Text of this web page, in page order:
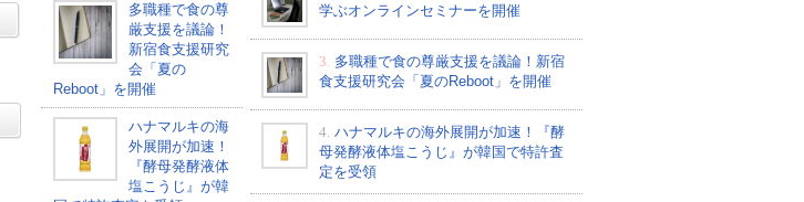
多職種で食の尊
厳支援を議論！
新宿食支援研究
会「夏の
Reboot」を開催
ハナマルキの海
外展開が加速！
『酵母発酵液体
塩こうじ』が韓
学ぶオンラインセミナーを開催
3. 多職種で食の尊厳支援を議論！新宿
食支援研究会「夏のReboot」を開催
4. ハナマルキの海外展開が加速！『酵
母発酵液体塩こうじ』が韓国で特許査
定を受領